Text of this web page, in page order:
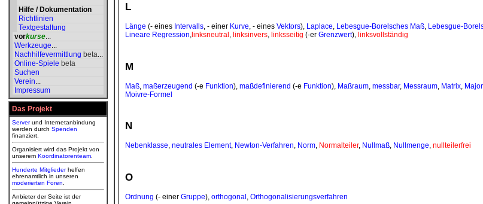
Hilfe / Dokumentation
Richtlinien
Textgestaltung
vorkurse...
Werkzeuge...
Nachhilfevermittlung beta...
Online-Spiele beta
Suchen
Verein...
Impressum
Das Projekt
Serverund Internetanbindung
werden durch Spenden
finanziert.
Organisiert wird das Projekt von
unserem Koordinatorenteam
Hunderte Mitgliederhelfen
ehrenamtlich in unseren
moderierten Foren
Anbieter der Seite ist der
L
Länge (- eines Intervalls, - einer Kurve, - eines Vektors), Laplace, Lebesgue-Borelsches Maß, Lebesgue-
Lineare Regression, linksneutral , linksinvers, linksseitig (-er Grenzwert), linksvollständig
M
Maß maßerzeugend (-e Funktion), maßdefinierend (-e Funktion), Maßraum messbar, Messraum Matrix
Moivre-Formel
N
Nebenklasse, neutrales Element, Newton-Verfahren, Norm, Normalteiler, Nullmaß, Nullmenge, nullteilerfrei
O
Ordnung (- einer Gruppe), orthogonal Orthogonalisierungsverfahren